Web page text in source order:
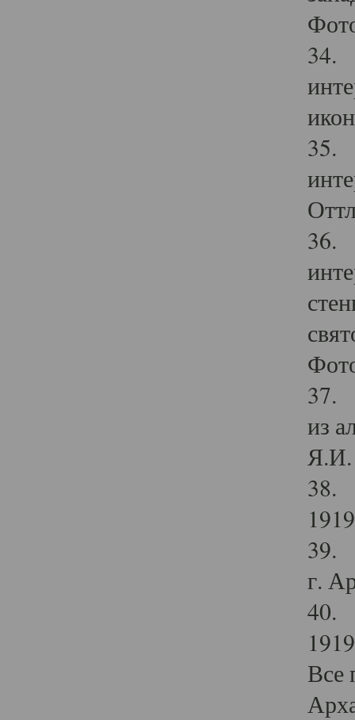
34.
35.
36.
37.
из
Я.И.
38.
39.
г.
40.
Все